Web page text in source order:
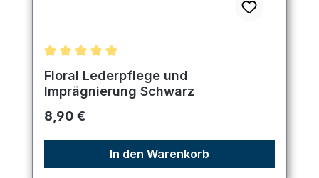
Durchschnittliche Bewertung von 5 von 5 Sternen
Floral Lederpflege und
Imprägnierung Schwarz
Regulärer Preis:
8,90 €
In den Warenkorb